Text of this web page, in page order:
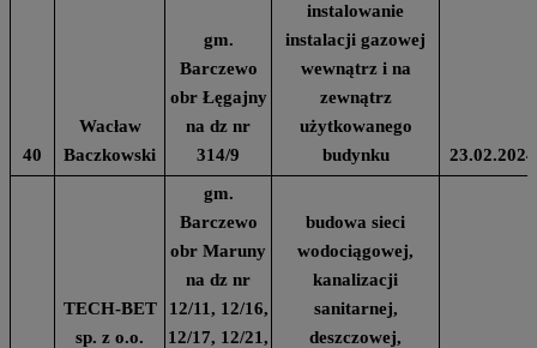
40
Wacław
Baczkowski
gm.
Barczewo
obr Łęgajny
na dz nr
314/9
instalowanie
instalacji gazowej
wewnątrz i na
zewnątrz
użytkowanego
budynku
23.02.2024
TECH-BET
sp. z o.o.
gm.
Barczewo
obr Maruny
na dz nr
12/11, 12/16,
12/17, 12/21,
budowa sieci
wodociągowej,
kanalizacji
sanitarnej,
deszczowej,